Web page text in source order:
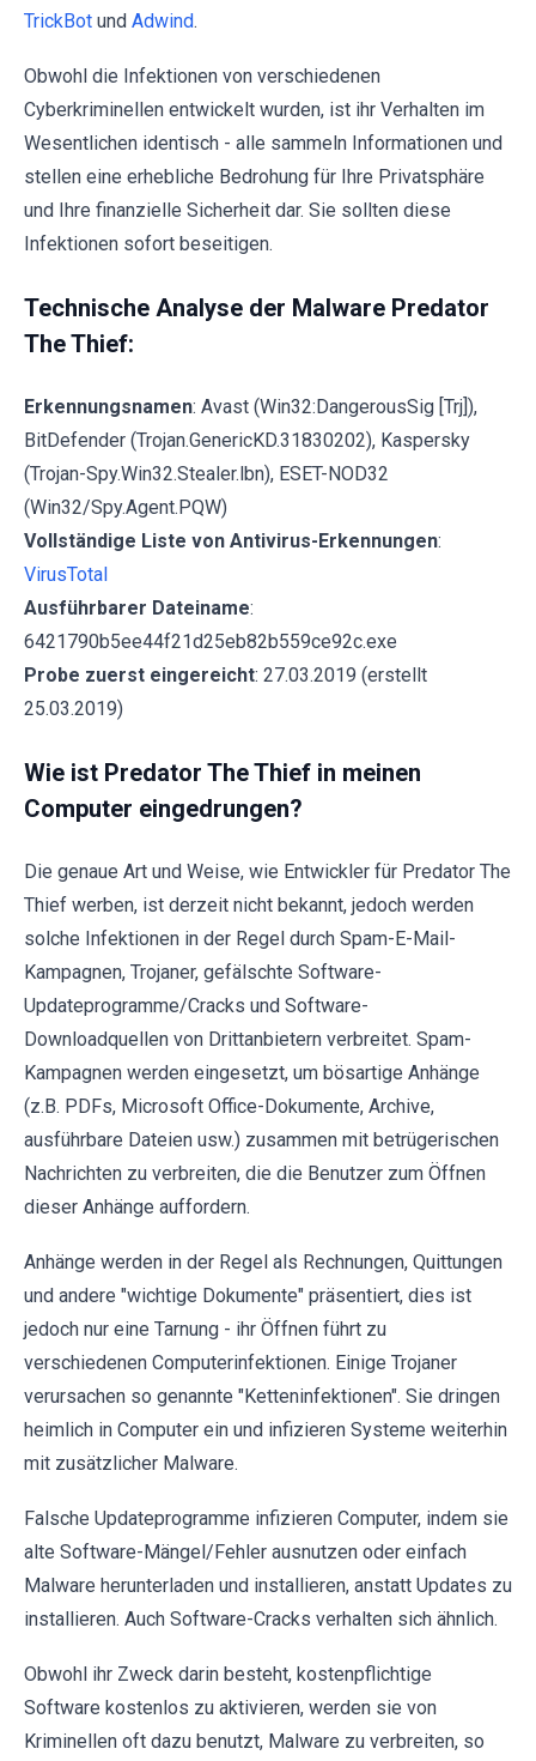
TrickBot und Adwind.
Obwohl die Infektionen von verschiedenen
Cyberkriminellen entwickelt wurden, ist ihr Verhalten im
Wesentlichen identisch - alle sammeln Informationen und
stellen eine erhebliche Bedrohung für Ihre Privatsphäre
und Ihre finanzielle Sicherheit dar. Sie sollten diese
Infektionen sofort beseitigen.
Technische Analyse der Malware Predator
The Thief:
Erkennungsnamen: Avast (Win32:DangerousSig [Trj]),
BitDefender (Trojan.GenericKD.31830202), Kaspersky
(Trojan-Spy.Win32.Stealer.lbn), ESET-NOD32
(Win32/Spy.Agent.PQW)
Vollständige Liste von Antivirus-Erkennungen:
VirusTotal
Ausführbarer Dateiname:
6421790b5ee44f21d25eb82b559ce92c.exe
Probe zuerst eingereicht: 27.03.2019 (erstellt
25.03.2019)
Wie ist Predator The Thief in meinen
Computer eingedrungen?
Die genaue Art und Weise, wie Entwickler für Predator The
Thief werben, ist derzeit nicht bekannt, jedoch werden
solche Infektionen in der Regel durch Spam-E-Mail-
Kampagnen, Trojaner, gefälschte Software-
Updateprogramme/Cracks und Software-
Downloadquellen von Drittanbietern verbreitet. Spam-
Kampagnen werden eingesetzt, um bösartige Anhänge
(z.B. PDFs, Microsoft Office-Dokumente, Archive,
ausführbare Dateien usw.) zusammen mit betrügerischen
Nachrichten zu verbreiten, die die Benutzer zum Öffnen
dieser Anhänge auffordern.
Anhänge werden in der Regel als Rechnungen, Quittungen
und andere "wichtige Dokumente" präsentiert, dies ist
jedoch nur eine Tarnung - ihr Öffnen führt zu
verschiedenen Computerinfektionen. Einige Trojaner
verursachen so genannte "Ketteninfektionen". Sie dringen
heimlich in Computer ein und infizieren Systeme weiterhin
mit zusätzlicher Malware.
Falsche Updateprogramme infizieren Computer, indem sie
alte Software-Mängel/Fehler ausnutzen oder einfach
Malware herunterladen und installieren, anstatt Updates zu
installieren. Auch Software-Cracks verhalten sich ähnlich.
Obwohl ihr Zweck darin besteht, kostenpflichtige
Software kostenlos zu aktivieren, werden sie von
Kriminellen oft dazu benutzt, Malware zu verbreiten, so